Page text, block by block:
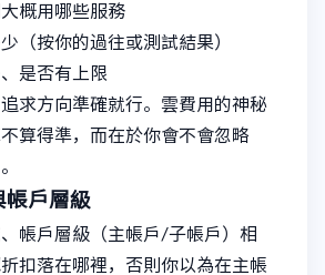
概用哪些服務
（按你的過往或測試結果）
是否有上限
求方向準確就行。雲費用的神秘
算得準，而在於你會不會忽略
帳戶層級
帳戶層級（主帳戶/子帳戶）相
扣落在哪裡，否則你以為在主帳